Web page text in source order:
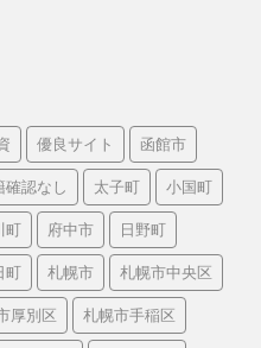
優良サイト 函館市
確認なし 太子町 小国町
町 府中市 日野町
町 札幌市 札幌市中央区
厚別区 札幌市手稲区